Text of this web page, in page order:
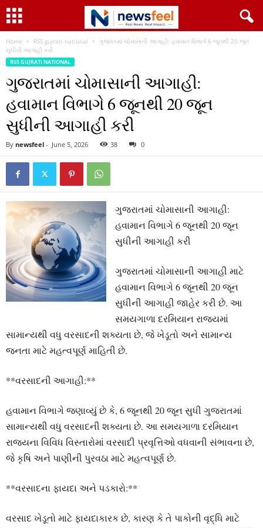
Home RSS gujrati national
ગુજરાતમાં ચોમાસાની આગાહી: હવામાન વિભાગે 6 જૂનથી 20 જૂન
સુધીની આગાહી કરી
RSS GUJRATI NATIONAL
ગુજરાતમાં ચોમાસાની આગાહી:
હવામાન વિભાગે 6 જૂનથી 20 જૂન
સુધીની આગાહી કરી
By newsfeel - June 5, 2026 38 0
ગુજરાતમાં ચોમાસાની આગાહી:
હવામાન વિભાગે 6 જૂનથી 20 જૂન
સુધીની આગાહી કરી
ગુજરાતમાં ચોમાસાની આગાહી માટે
હવામાન વિભાગે 6 જૂનથી 20 જૂન
સુધીની આગાહી જાહેર કરી છે. આ
સમયગાળા દરમિયાન રાજ્યમાં
સામાન્યથી વધુ વરસાદની શક્યતા છે, જે ખેડૂતો અને સામાન્ય
જનતા માટે મહત્વપૂર્ણ માહિતી છે.
**વરસાદની આગાહી:**
હવામાન વિભાગે જણાવ્યું છે કે, 6 જૂનથી 20 જૂન સુધી ગુજરાતમાં
સામાન્યથી વધુ વરસાદની શક્યતા છે. આ સમયગાળા દરમિયાન
રાજ્યના વિવિધ વિસ્તારોમાં વરસાદી પ્રવૃત્તિઓ વધવાની સંભાવના છે,
જે કૃષિ અને પાણીની પુરવઠા માટે મહત્વપૂર્ણ છે.
**વરસાદના ફાયદા અને પડકારો:**
વરસાદ ખેડૂતો માટે ફાયદાકારક છે, કારણ કે તે પાકોની વૃદ્ધિ માટે